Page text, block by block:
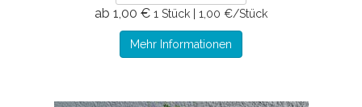
ab 1,00 € 1 Stück | 1,00 €/Stück
Mehr Informationen